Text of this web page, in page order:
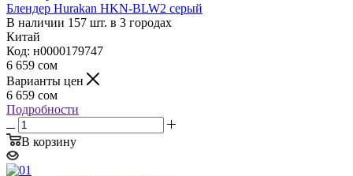
Блендер Hurakan HKN-BLW2 серый
В наличии 157 шт. в 3 городах
Китай
Код: н0000179747
6 659 сом
Варианты цен
6 659 сом
Подробности
В корзину